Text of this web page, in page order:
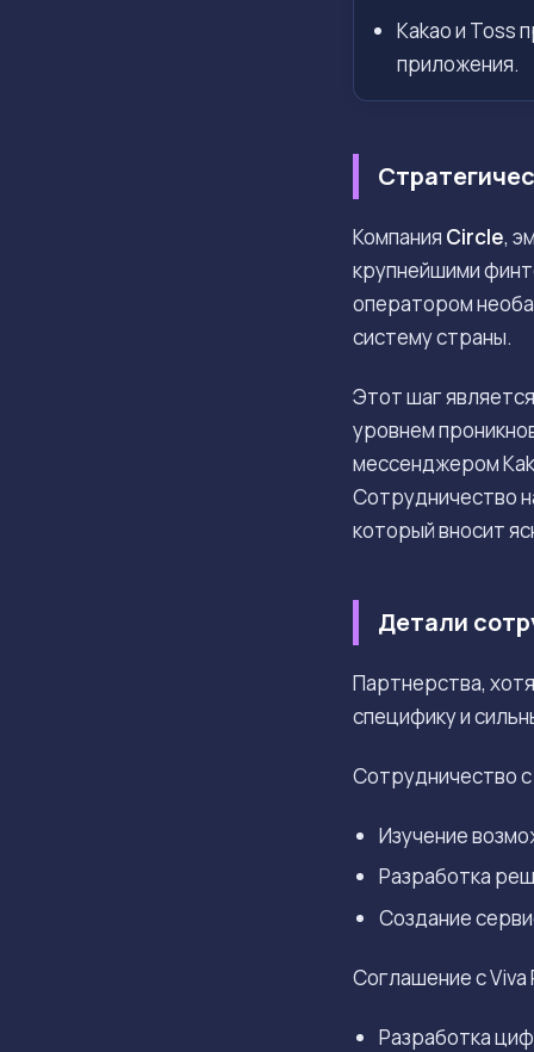
Kakao и Toss
приложения.
Компания Circle,
крупнейшими
оператором
систему страны.
Этот шаг
уровнем
мессенджером
Сотрудничество
который вносит
Детали
Партнерства,
специфику и
Сотрудничество с
Изучение
Разработка
Создание
Соглашение с Viva
Разработка